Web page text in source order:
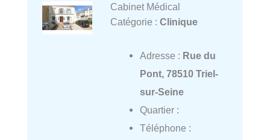
Cabinet Médical
Catégorie : Clinique
Adresse : Rue du
Pont, 78510 Triel-
sur-Seine
Quartier :
Téléphone :